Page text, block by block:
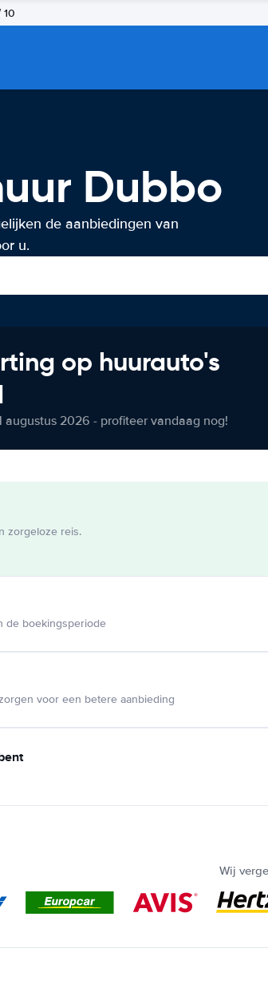
10
Dubbo
de aanbiedingen van
u.
op huurauto's
augustus 2026 - profiteer vandaag nog!
zorgeloze reis.
de boekingsperiode
voor een betere aanbieding
Wij